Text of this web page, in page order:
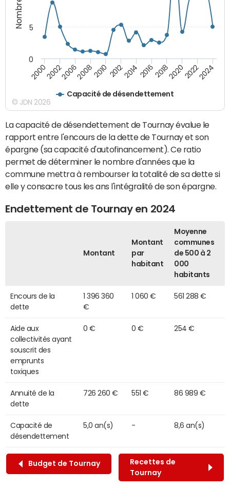
Capacité de désendettement
20002002200620082010 2012201420162018202020222024
0
5
© JDN 2026
La capacité de désendettement de Tournay évalue le
rapport entre l'encours de la dette de Tournay et son
épargne (sa capacité d'autofinancement). Ce ratio
permet de déterminer le nombre d'années que la
commune mettra à rembourser la totalité de sa dette si
elle y consacre tous les ans l'intégralité de son épargne.
Endettement de Tournay en 2024
Montant
Montant
par
habitant
Moyenne
communes
de 500 à 2
000
habitants
Encours de la
dette
1 396 360
€
1 060 € 561 288 €
Aide aux
collectivités ayant
souscrit des
emprunts
toxiques
0 € 0 € 254 €
Annuité de la
dette
726 260 € 551 € 86 989 €
Capacité de
désendettement
5,0 an(s) - 8,6 an(s)
Budget de Tournay
Recettes de
Tournay